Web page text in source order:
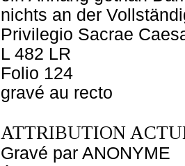
nichts an der
Privilegio Sacrae
L 482 LR
Folio 124
gravé au recto
ATTRIBUTION
Gravé par ANONYME